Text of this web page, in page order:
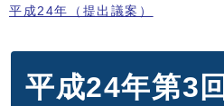
平成24年（提出議案）
平成24年第3